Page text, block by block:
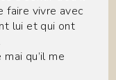
faire vivre avec
lui et qui ont
qu’il me